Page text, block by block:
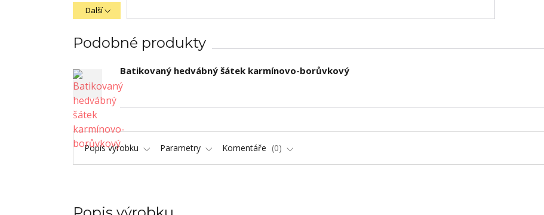
Další
Podobné produkty
Batikovaný hedvábný šátek karmínovo-borůvkový
Popis výrobku Parametry Komentáře 0